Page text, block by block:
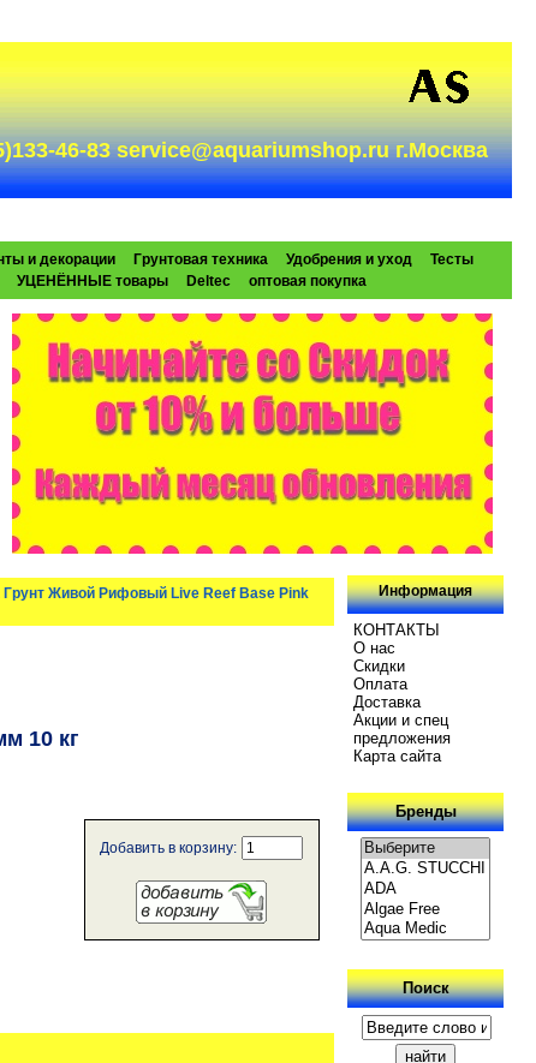
46-83 service@aquariumshop.ru г.Москва
и декорации Грунтовая техника Удобрения и уход
Тесты
УЦЕНЁННЫЕ товары Deltec оптовая покупка
Грунт Живой Рифовый Live Reef Base Pink
10 кг
Добавить в корзину:
Информация
КОНТАКТЫ
О нас
Скидки
Oплатa
Доставка
Акции и спец
предложения
Карта сайта
Бренды
Поиск